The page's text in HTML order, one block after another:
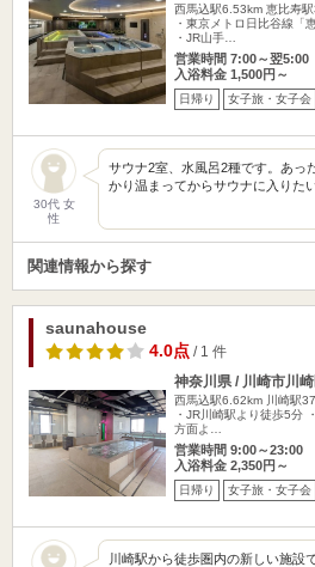
西馬込駅6.53km 恵比寿
・東京メトロ日比谷線「
・JR山手…
営業時間 7:00～翌5:00
入浴料金 1,500円～
日帰り 女子旅・女子会
30代 女
性
サウナ2室、水風呂2種です。あっ
かり温まってからサウナに入りた
関連情報から探す
saunahouse
4.0点/ 1 件
神奈川県 / 川崎市川
西馬込駅6.62km
川崎駅
・JR川崎駅より徒歩5分
方面よ…
営業時間 9:00～23:00
入浴料金 2,350円～
日帰り 女子旅・女子会
川崎駅から徒歩圏内の新しい施設